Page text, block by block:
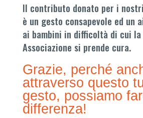
Il contributo donato per i
è un gesto consapevole ed un
ai bambini in difficoltà di cui
Associazione si prende cura.
Grazie, perché
attraverso questo
gesto, possiamo
differenza!